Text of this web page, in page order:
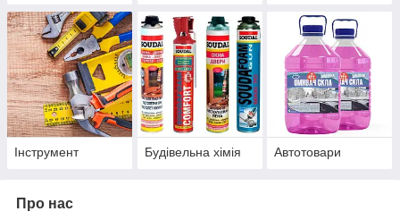
Інструмент Будівельна хімія Автотовари
Про нас